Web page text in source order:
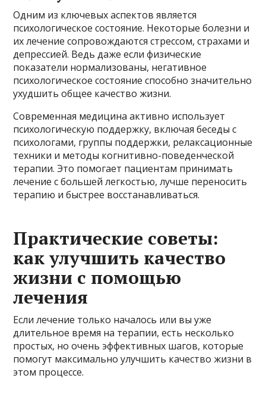
Одним из ключевых аспектов является
психологическое состояние. Некоторые болезни и
их лечение сопровождаются стрессом, страхами и
депрессией. Ведь даже если физические
показатели нормализованы, негативное
психологическое состояние способно значительно
ухудшить общее качество жизни.
Современная медицина активно использует
психологическую поддержку, включая беседы с
психологами, группы поддержки, релаксационные
техники и методы когнитивно-поведенческой
терапии. Это помогает пациентам принимать
лечение с большей легкостью, лучше переносить
терапию и быстрее восстанавливаться.
Практические советы:
как улучшить качество
жизни с помощью
лечения
Если лечение только началось или вы уже
длительное время на терапии, есть несколько
простых, но очень эффективных шагов, которые
помогут максимально улучшить качество жизни в
этом процессе.